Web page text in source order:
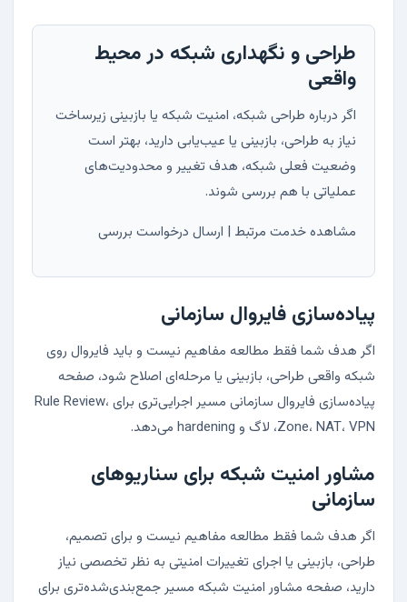
طراحی و نگهداری شبکه در محیط
واقعی
اگر درباره طراحی شبکه، امنیت شبکه یا بازبینی زیرساخت
نیاز به طراحی، بازبینی یا عیب‌یابی دارید، بهتر است
وضعیت فعلی شبکه، هدف تغییر و محدودیت‌های
عملیاتی با هم بررسی شوند.
مشاهده خدمت مرتبط | ارسال درخواست بررسی
پیاده‌سازی فایروال سازمانی
اگر هدف شما فقط مطالعه مفاهیم نیست و باید فایروال روی
شبکه واقعی طراحی، بازبینی یا مرحله‌ای اصلاح شود، صفحه
پیاده‌سازی فایروال سازمانی
مسیر اجرایی‌تری برای Rule Review،
Zone، NAT، VPN، لاگ و hardening می‌دهد.
مشاور امنیت شبکه برای سناریوهای
سازمانی
اگر هدف شما فقط مطالعه مفاهیم نیست و برای تصمیم،
طراحی، بازبینی یا اجرای تغییرات امنیتی به نظر تخصصی نیاز
دارید، صفحه مشاور امنیت شبکه مسیر جمع‌بندی‌شده‌تری برای